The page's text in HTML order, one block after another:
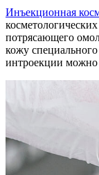
Инъекционная
потрясающего
кожу
интроекции можно